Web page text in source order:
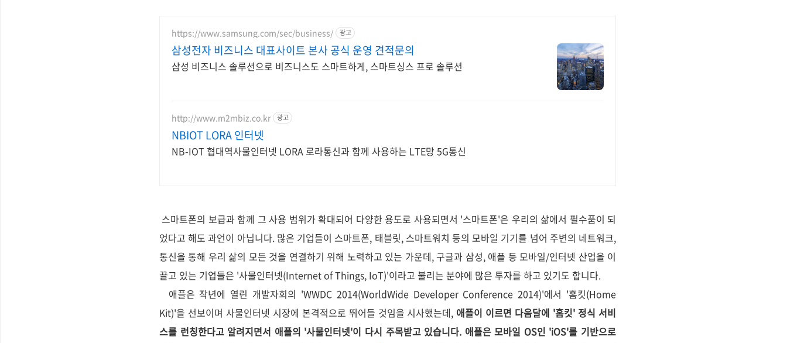
https://www.samsung.com/sec/business/ 광고
삼성전자 비즈니스 대표사이트 본사 공식 운영 견적문의
삼성 비즈니스 솔루션으로 비즈니스도 스마트하게, 스마트싱스 프로 솔루션
http://www.m2mbiz.co.kr 광고
NBIOT LORA 인터넷
NB-IOT 협대역사물인터넷 LORA 로라통신과 함께 사용하는 LTE망 5G통신
스마트폰의 보급과 함께 그 사용 범위가 확대되어 다양한 용도로 사용되면서 '스마트폰'은 우리의 삶에서 필수품이 되
었다고 해도 과언이 아닙니다. 많은 기업들이 스마트폰, 태블릿, 스마트워치 등의 모바일 기기를 넘어 주변의 네트워크,
통신을 통해 우리 삶의 모든 것을 연결하기 위해 노력하고 있는 가운데, 구글과 삼성, 애플 등 모바일/인터넷 산업을 이
끌고 있는 기업들은 '사물인터넷(Internet of Things, IoT)'이라고 불리는 분야에 많은 투자를 하고 있기도 합니다.
애플은 작년에 열린 개발자회의 'WWDC 2014(WorldWide Developer Conference 2014)'에서 '홈킷(Home
Kit)'을 선보이며 사물인터넷 시장에 본격적으로 뛰어들 것임을 시사했는데, 애플이 이르면 다음달에 '홈킷' 정식 서비
스를 런칭한다고 알려지면서 애플의 '사물인터넷'이 다시 주목받고 있습니다. 애플은 모바일 OS인 'iOS'를 기반으로